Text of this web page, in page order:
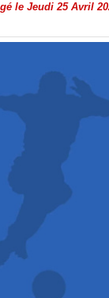
le Jeudi 25 Avril